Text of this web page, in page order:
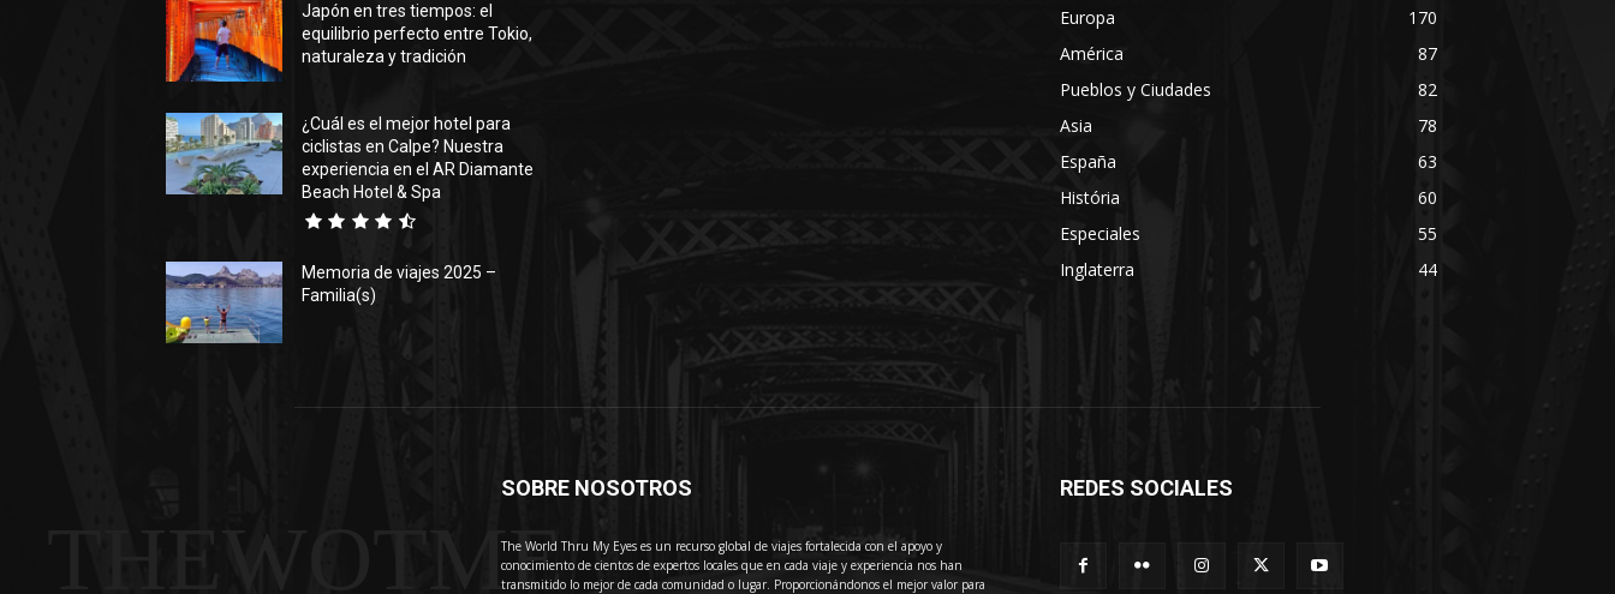
Japón en tres tiempos: el
equilibrio perfecto entre Tokio,
naturaleza y tradición
¿Cuál es el mejor hotel para
ciclistas en Calpe? Nuestra
experiencia en el AR Diamante
Beach Hotel & Spa
Memoria de viajes 2025 –
Familia(s)
Europa
170
América
87
Pueblos y Ciudades
82
Asia
78
España
63
História
60
Especiales
55
Inglaterra
44
THEWOTME
SOBRE NOSOTROS
The World Thru My Eyes es un recurso global de viajes fortalecida con el apoyo y
conocimiento de cientos de expertos locales que en cada viaje y experiencia nos han
transmitido lo mejor de cada comunidad o lugar. Proporcionándonos el mejor valor para
REDES SOCIALES